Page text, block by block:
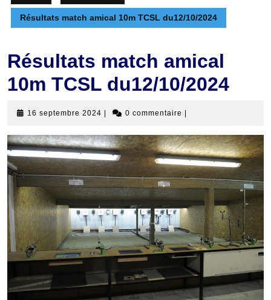
Résultats match amical 10m TCSL du12/10/2024
Résultats match amical
10m TCSL du12/10/2024
16 septembre 2024 16
2024
0 commentaire